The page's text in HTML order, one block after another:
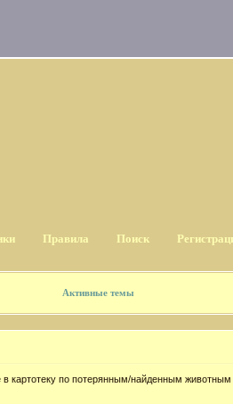
Правила Поиск
Активные темы
картотеку по потерянным/найденным